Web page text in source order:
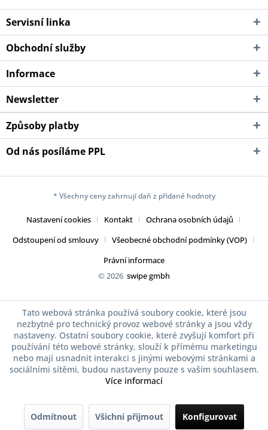
Servisní linka
Obchodní služby
Informace
Newsletter
Způsoby platby
Od nás posíláme PPL
* Všechny ceny zahrnují daň z přidané hodnoty
Nastavení cookies Kontakt
Ochrana osobních údajů
Odstoupení od smlouvy
Všeobecné obchodní podmínky (VOP)
Právní informace
© 2026 swipe gmbh
Tato webová stránka používá soubory cookie, které jsou
nezbytné pro technický provoz webové stránky a jsou vždy
nastaveny. Ostatní soubory cookie, které zvyšují komfort při
používání této webové stránky, slouží k přímému marketingu
nebo mají usnadnit interakci s jinými webovými stránkami a
sociálními sítěmi, budou nastaveny pouze s vaším souhlasem.
Více informací
Odmítnout Všichni přijmout Konfigurovat